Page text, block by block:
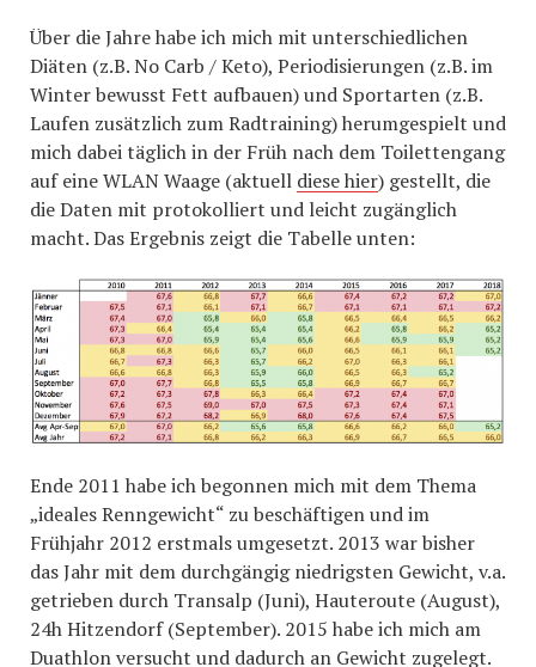
Über die Jahre habe ich mich mit unterschiedlichen
Diäten (z.B. No Carb / Keto), Periodisierungen (z.B. im
Winter bewusst Fett aufbauen) und Sportarten (z.B.
Laufen zusätzlich zum Radtraining) herumgespielt und
mich dabei täglich in der Früh nach dem Toilettengang
auf eine WLAN Waage (aktuell diese hier) gestellt, die
die Daten mit protokolliert und leicht zugänglich
macht. Das Ergebnis zeigt die Tabelle unten:
Ende 2011 habe ich begonnen mich mit dem Thema
„ideales Renngewicht“ zu beschäftigen und im
Frühjahr 2012 erstmals umgesetzt. 2013 war bisher
das Jahr mit dem durchgängig niedrigsten Gewicht, v.a.
getrieben durch Transalp (Juni), Hauteroute (August),
24h Hitzendorf (September). 2015 habe ich mich am
Duathlon versucht und dadurch an Gewicht zugelegt.